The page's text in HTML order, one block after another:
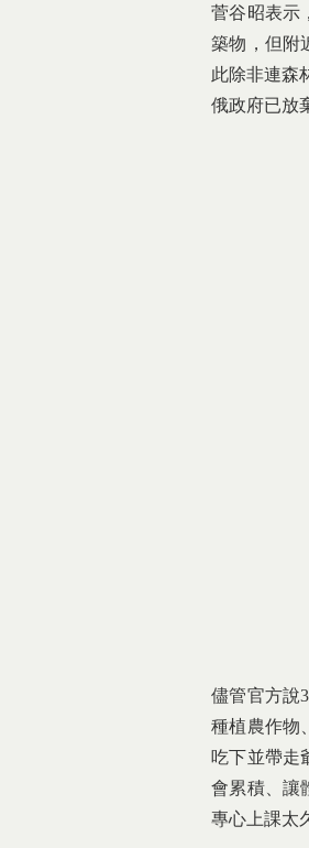
菅谷昭表示
築物，但附
此除非連森
俄政府已放
儘管官方說
種植農作物
吃下並帶走
會累積、讓
專心上課太